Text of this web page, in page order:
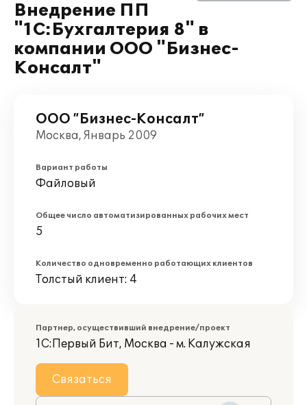
Внедрение ПП
"1С:Бухгалтерия 8" в
компании ООО "Бизнес-
Консалт"
ООО ”Бизнес-Консалт”
Москва, Январь 2009
Вариант работы
Файловый
Общее число автоматизированных рабочих мест
5
Количество одновременно работающих клиентов
Толстый клиент: 4
Партнер, осуществивший внедрение/проект
1С:Первый Бит, Москва - м. Калужская
Связаться